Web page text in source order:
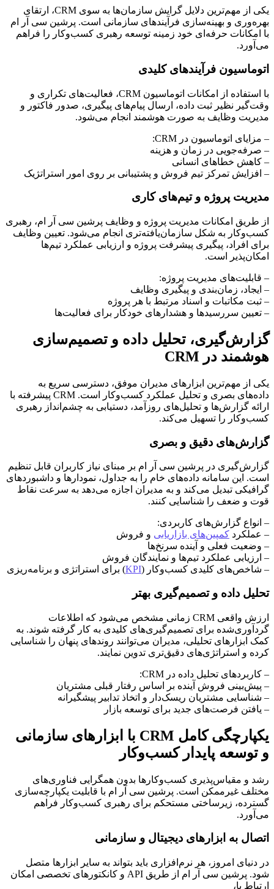
یکی از مهم‌ترین دلایل گرایش سازمان‌ها به سوی CRM، ارتقای
بهره‌وری و بهینه‌سازی فرآیندهای سازمانی است. پرشین سی آر ام
با امکانات حرفه‌ای خود زمینه توسعه رهبری کسب‌وکار را فراهم
می‌آورد.
اتوماسیون فرآیندهای کلیدی
با استفاده از امکانات اتوماسیون CRM، فعالیت‌های تکراری و
وقت‌گیر نظیر ثبت داده، ارسال پیام‌های پیگیری، صدور فاکتور و
مدیریت وظایف به صورت هوشمند انجام می‌شود.
– مزایای اتوماسیون در CRM:
– صرفه‌جویی در زمان و هزینه
– کاهش خطاهای انسانی
– افزایش تمرکز تیم فروش و پشتیبانی بر روی امور استراتژیک
مدیریت پروژه و تیم‌های کاری
از طریق امکانات مدیریت پروژه و وظایف پرشین سی آر ام، رهبری
کسب‌وکار به شکل سازمان‌یافته‌تری انجام می‌شود. تعیین وظایف
برای افراد، پیگیری پیشرفت پروژه و ارزیابی عملکرد تیم‌ها
امکان‌پذیر است.
– قابلیت‌های مدیریت پروژه:
– ایجاد، زمان‌بندی و پیگیری وظایف
– ثبت مکاتبات و اسناد مرتبط با هر پروژه
– تعیین سررسیدها و هشدارهای خودکار برای فعالیت‌ها
گزارش‌گیری، تحلیل داده و تصمیم‌سازی
هوشمند در CRM
یکی از مهم‌ترین ابزارهای مدیران موفق، دسترسی سریع به
داده‌های بصری و تحلیل عملکرد کسب‌وکار است. CRM پیشرفته با
ارائه گزارش‌ها و تحلیل‌های روزآمد، دستیابی به چشم‌انداز رهبری
کسب‌وکار را تسهیل می‌کند.
گزارش‌های دقیق و بصری
گزارش‌گیری در پرشین سی آر ام بر مبنای نیاز کاربران قابل تنظیم
است. این سامانه داده‌های خام را به جداول، نمودارها و داشبوردهای
گرافیکی تبدیل می‌کند و به مدیران اجازه می‌دهد به سرعت نقاط
قوت و ضعف را شناسایی کنند.
– انواع گزارش‌های کاربردی:
– عملکرد کمپین‌های بازاریابی و فروش
– وضعیت فعلی و آینده سرنخ‌ها
– ارزیابی عملکرد تیم‌ها و نمایندگان فروش
– شاخص‌های کلیدی کسب‌وکار (KPI) برای استراتژی و برنامه‌ریزی
تحلیل داده و تصمیم‌گیری بهتر
ارزش واقعی CRM زمانی مشخص می‌شود که اطلاعات
گردآوری‌شده برای تصمیم‌گیری‌های کلیدی به کار گرفته شوند. به
کمک ابزارهای تحلیلی، مدیران می‌توانند روندهای پنهان را شناسایی
کرده و استراتژی‌های دقیق‌تری تدوین نمایند.
– کاربردهای تحلیل داده در CRM:
– پیش‌بینی فروش آینده بر اساس رفتار قبلی مشتریان
– شناسایی مشتریان ریسک‌دار و اتخاذ تدابیر پیشگیرانه
– یافتن فرصت‌های جدید برای توسعه بازار
یکپارچگی کامل CRM با ابزارهای سازمانی
و توسعه پایدار کسب‌وکار
رشد و مقیاس‌پذیری کسب‌وکارها بدون همگرایی فناوری‌های
مختلف غیرممکن است. پرشین سی آر ام با قابلیت یکپارچه‌سازی
گسترده، زیرساختی مستحکم برای رهبری کسب‌وکار فراهم
می‌آورد.
اتصال به ابزارهای دیجیتال و سازمانی
در دنیای امروز، هر نرم‌افزاری باید بتواند به سایر ابزارها متصل
شود. پرشین سی آر ام از طریق API و کانکتورهای تخصصی امکان
ارتباط با،